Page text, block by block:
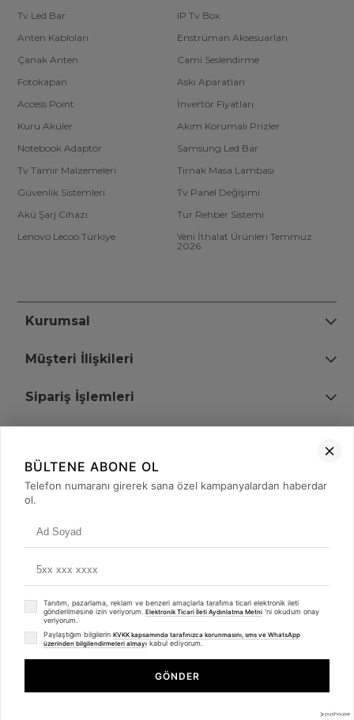
Tv Led Bar
IP Tv Box
Anten Kabloları
Enstrüman Aksesuarları
Çanak Anten
Cami Seslendirme
Fotokapan
Askı Aparatları
Access Point
İnvertör Fiyatları
Kuru Aküler
Akım Korumalı Prizler
Notebook Adaptör
Samsung Led Bar
Tv Tamir Malzemeleri
Tırnak Masa Lambası
Güvenlik Sistemleri
Tv Panel Değişimi
Akü Şarj Cihazı
Tur Rehber Sistemi
Lenovo Lecoo Türkiye
Yeni İthalat Ürünleri Temmuz
2026
Kurumsal
Müşteri İlişkileri
Sipariş İşlemleri
+90 (850) 473 08 08
© 2008 - 2026merterelektronik.com
- Tüm Hakları Saklıdır. Kredi kartı bilgileriniz 256bit SSL sertifikası ile
Whatsapp
BÜLTENE ABONE OL
Telefon numaranı girerek sana özel kampanyalardan haberdar
ol.
Tanıtım, pazarlama, reklam ve benzeri amaçlarla tarafıma ticari elektronik ileti
gönderilmesine izin veriyorum. Elektronik Ticari İleti Aydınlatma Metni 'ni okudum onay
veriyorum.
Paylaştığım bilgilerin KVKK kapsamında tarafınızca korunmasını, sms ve WhatsApp
üzerinden bilgilendirmeleri almayı kabul ediyorum.
GÖNDER